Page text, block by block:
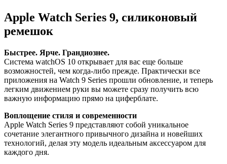
Apple Watch Series 9, силиконовый
ремешок
Быстрее. Ярче. Грандиознее.
Система watchOS 10 открывает для вас еще больше
возможностей, чем когда-либо прежде. Практически все
приложения на Watch 9 Series прошли обновление, и теперь
легким движением руки вы можете сразу получить всю
важную информацию прямо на циферблате.
Воплощение стиля и современности
Apple Watch Series 9 представляют собой уникальное
сочетание элегантного привычного дизайна и новейших
технологий, делая эту модель идеальным аксессуаром для
каждого дня.